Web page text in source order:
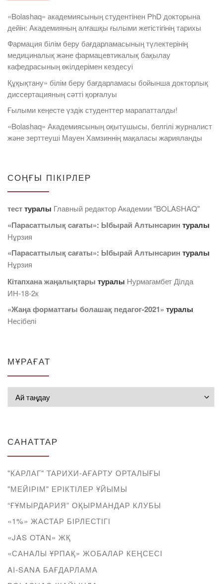
«Bolashaq» академиясының студентінен PhD докторына
дейін: Академияның алғашқы ғылыми жетістігінің тарихы
Фармация білім беру бағдарламасының түлектерінің
медициналық және фармацевтикалық бақылау
кафедрасының өкілдерімен кездесуі
Құқықтану» білім беру бағдарламасы бойынша докторлық
диссертацияның сәтті қорғалуы
Ғылыми кеңесте үздік студенттер марапатталды!
«Bolashaq» Академиясының оқытушысы, белгілі журналист
және зерттеуші Мауен Хамзиннің мақаласы жарияланды
СОҢҒЫ ПІКІРЛЕР
тесттуралы Главный редактор Академии "BOLASHAQ"
«Парасаттылық сағаты»: Ыбырай Алтынсарин туралы
Нұрзия
«Парасаттылық сағаты»: Ыбырай Алтынсарин туралы
Нұрзия
Кітапхана жаңалықтары туралы Нурмагамбет Дiлда
ИН-18-2к
«Жаңа форматтағы болашақ педагог-2021» туралы
Несібелі
МҰРАҒАТ
САНАТТАР
"КАРЛАГ" ТАРИХИ-АҒАРТУ ОРТАЛЫҒЫ
"МЕЙІРІМ" ЕРІКТІЛЕР ҰЙЫМЫ
“ҒҰМЫРДАРИЯ” ОҚЫРМАНДАР КЛУБЫ
«1%» ЖАСТАР БІРЛЕСТІГІ
«JAS OTAN» ЖҚ
«САНАЛЫ ҰРПАҚ» ЖОБАЛАР КЕҢСЕСІ
AI-SANA БАҒДАРЛАМА